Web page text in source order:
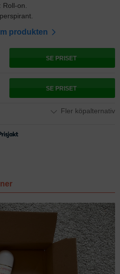
Roll-on.
produkten
SE PRISET
SE PRISET
Fler köpalternativ